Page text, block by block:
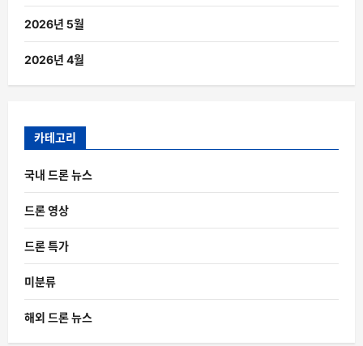
2026년 5월
2026년 4월
카테고리
국내 드론 뉴스
드론 영상
드론 특가
미분류
해외 드론 뉴스